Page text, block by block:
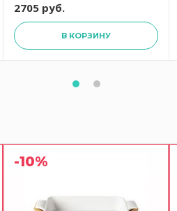
2705 руб.
В КОРЗИНУ
-10%